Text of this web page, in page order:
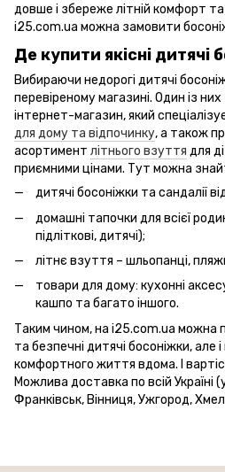
довше і збереже літній комфорт
i25.com.ua можна замовити
Де купити якісні дитячі
Вибираючи недорогі дитячі
перевіреному магазині. Один із
інтернет-магазин, який
для дому та відпочинку, а також
асортимент літнього взуття для
приємними цінами. Тут можна
дитячі босоніжки та сандалії
домашні тапочки для всієї
підліткові, дитячі);
літнє взуття – шльопанці,
товари для дому: кухонні
кашпо та багато іншого.
Таким чином, на i25.com.ua можна
та безпечні дитячі босоніжки, але
комфортного життя вдома. І
Можлива доставка по всій Україні
Франківськ, Вінниця, Ужгород,